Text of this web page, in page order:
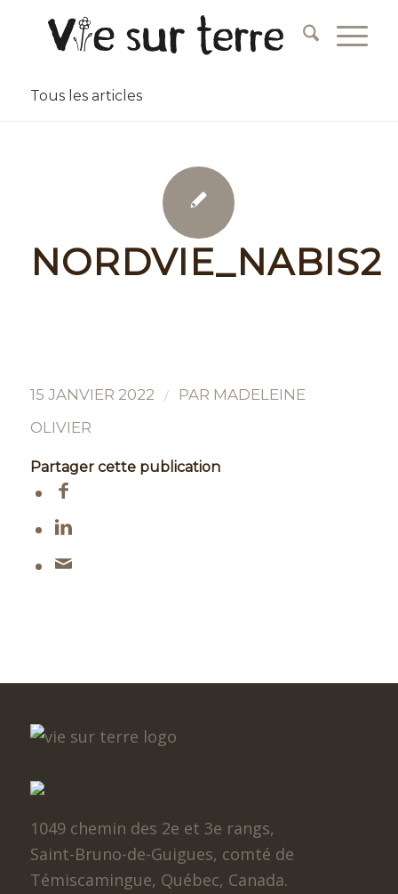
Tous les articles
NORDVIE_NABIS2
15 JANVIER 2022 / PAR MADELEINE
OLIVIER
Partager cette publication
1049 chemin des 2e et 3e rangs,
Saint-Bruno-de-Guigues, comté de
Témiscamingue, Québec, Canada.